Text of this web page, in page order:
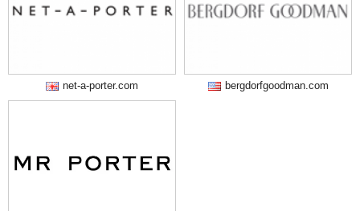
net-a-porter.com bergdorfgoodman.com